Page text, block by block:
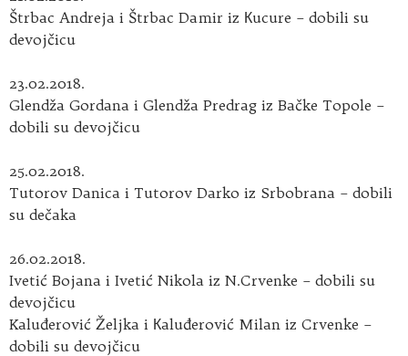
Štrbac Andreja i Štrbac Damir iz Кucure – dobili su
devojčicu
23.02.2018.
Glendža Gordana i Glendža Predrag iz Bačke Topole –
dobili su devojčicu
25.02.2018.
Tutorov Danica i Tutorov Darko iz Srbobrana – dobili
su dečaka
26.02.2018.
Ivetić Bojana i Ivetić Nikola iz N.Crvenke – dobili su
devojčicu
Kaluđerović Željka i Кaluđerović Milan iz Crvenke –
dobili su devojčicu